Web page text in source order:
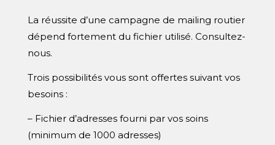
La réussite d’une campagne de mailing routier
dépend fortement du fichier utilisé. Consultez-
nous.
Trois possibilités vous sont offertes suivant vos
besoins :
– Fichier d’adresses fourni par vos soins
(minimum de 1000 adresses)